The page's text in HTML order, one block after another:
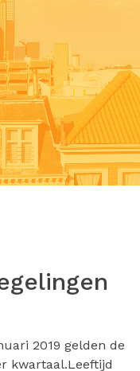
2019 gelden de
kwartaal.Leeftijd